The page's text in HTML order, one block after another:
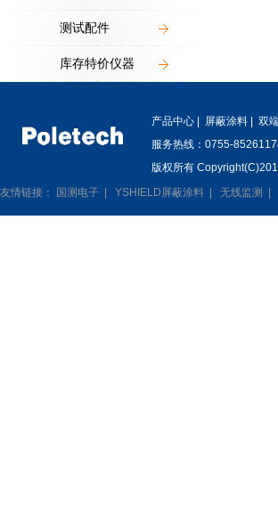
测试配件
库存特价仪器
产品中心 屏蔽涂料 双
服务热线：0755-
版权所有
友情链接：
国测电子 YSHIELD屏蔽涂料 无线监测